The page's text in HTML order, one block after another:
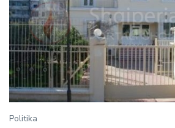
Politika